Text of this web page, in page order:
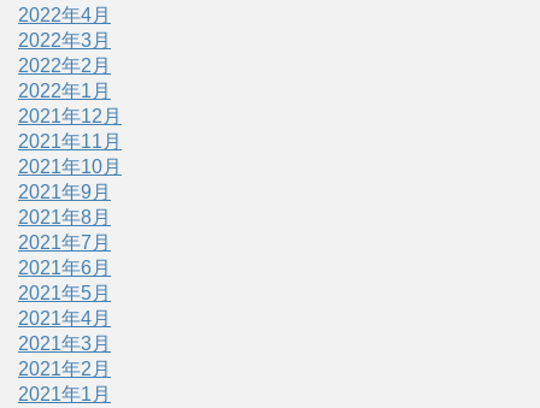
2022年4月
2022年3月
2022年2月
2022年1月
2021年12月
2021年11月
2021年10月
2021年9月
2021年8月
2021年7月
2021年6月
2021年5月
2021年4月
2021年3月
2021年2月
2021年1月